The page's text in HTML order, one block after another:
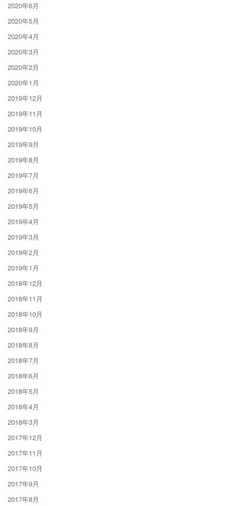
2020年6月
2020年5月
2020年4月
2020年3月
2020年2月
2020年1月
2019年12月
2019年11月
2019年10月
2019年9月
2019年8月
2019年7月
2019年6月
2019年5月
2019年4月
2019年3月
2019年2月
2019年1月
2018年12月
2018年11月
2018年10月
2018年9月
2018年8月
2018年7月
2018年6月
2018年5月
2018年4月
2018年3月
2017年12月
2017年11月
2017年10月
2017年9月
2017年8月